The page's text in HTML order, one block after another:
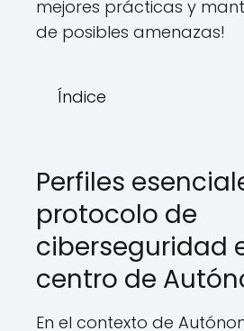
mejores prácticas y
de posibles amenazas!
Índice
Perfiles
protocolo de
ciberseguridad
centro de
En el contexto de